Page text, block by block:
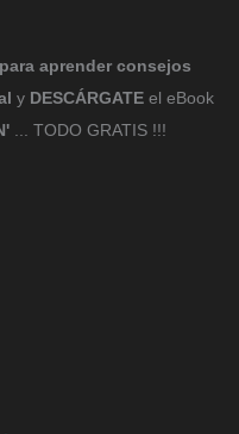
para aprender consejos
y DESCÁRGATEel eBook
... TODO GRATIS !!!